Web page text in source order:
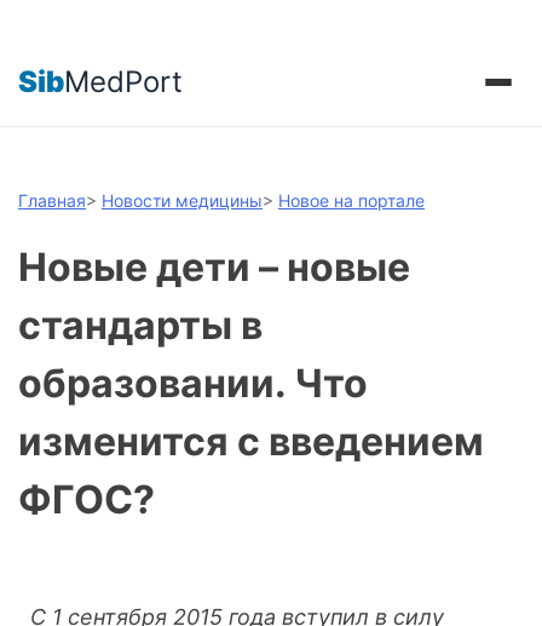
SibMedPort
Главная> Новости медицины> Новое на портале
Новые дети – новые
стандарты в
образовании. Что
изменится с введением
ФГОС?
С 1 сентября 2015 года вступил в силу